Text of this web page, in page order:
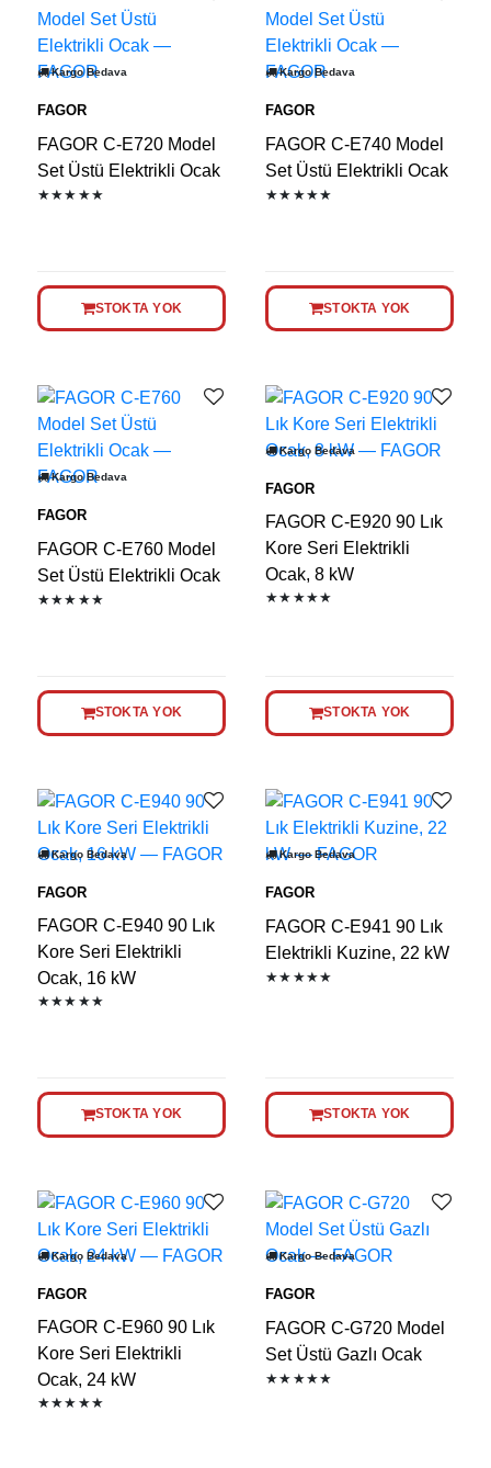
Kargo Bedava
FAGOR
FAGOR C-E720 Model
Set Üstü Elektrikli Ocak
★★★★★
STOKTA YOK
Kargo Bedava
FAGOR
FAGOR C-E740 Model
Set Üstü Elektrikli Ocak
★★★★★
STOKTA YOK
Kargo Bedava
FAGOR
FAGOR C-E760 Model
Set Üstü Elektrikli Ocak
★★★★★
STOKTA YOK
Kargo Bedava
FAGOR
FAGOR C-E920 90 Lık
Kore Seri Elektrikli
Ocak, 8 kW
★★★★★
STOKTA YOK
Kargo Bedava
FAGOR
FAGOR C-E940 90 Lık
Kore Seri Elektrikli
Ocak, 16 kW
★★★★★
STOKTA YOK
Kargo Bedava
FAGOR
FAGOR C-E941 90 Lık
Elektrikli Kuzine, 22 kW
★★★★★
STOKTA YOK
Kargo Bedava
FAGOR
FAGOR C-E960 90 Lık
Kore Seri Elektrikli
Ocak, 24 kW
★★★★★
Kargo Bedava
FAGOR
FAGOR C-G720 Model
Set Üstü Gazlı Ocak
★★★★★